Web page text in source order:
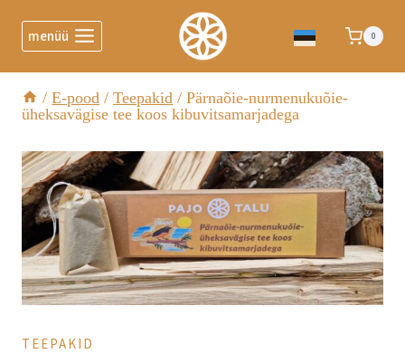
menüü 0
/ E-pood / Teepakid / Pärnaõie-nurmenukuõie-
üheksavägise tee koos kibuvitsamarjadega
TEEPAKID